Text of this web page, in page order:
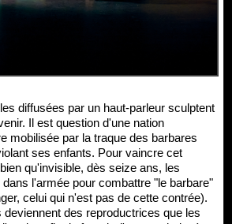
Il est question d'une nation
mobilisée par la traque des barbares
ses enfants. Pour vaincre cet
qu'invisible, dès seize ans, les
l'armée pour combattre "le barbare"
celui qui n'est pas de cette contrée).
deviennent des reproductrices que les